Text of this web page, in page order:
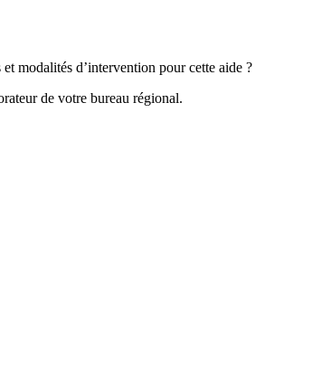
modalités d’intervention pour cette aide ?
de votre bureau régional.